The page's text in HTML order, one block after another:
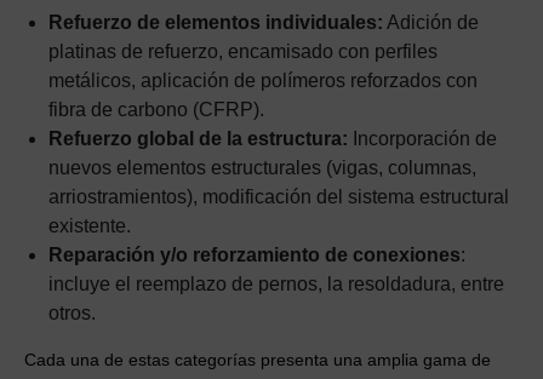
Refuerzo de elementos individuales: Adición de
platinas de refuerzo, encamisado con perfiles
metálicos, aplicación de polímeros reforzados con
fibra de carbono (CFRP).
Refuerzo global de la estructura: Incorporación de
nuevos elementos estructurales (vigas, columnas,
arriostramientos), modificación del sistema estructural
existente.
Reparación y/o reforzamiento de conexiones:
incluye el reemplazo de pernos, la resoldadura, entre
otros.
Cada una de estas categorías presenta una amplia gama de